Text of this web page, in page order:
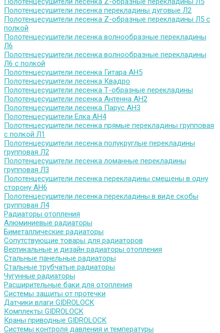
Полотенцесушители лесенка перекладины дуговые Л2
Полотенцесушители лесенка Z-образные перекладины Л5 с
полкой
Полотенцесушители лесенка волнообразные перекладины
Л6
Полотенцесушители лесенка волнообразные перекладины
Л6 с полкой
Полотенцесушители лесенка Гитара АН5
Полотенцесушители лесенка Квадро
Полотенцесушители лесенка Т-образные перекладины
Полотенцесушители лесенка Антенна АН2
Полотенцесушители лесенка Парус АН3
Полотенцесушители Елка АН4
Полотенцесушители лесенка прямые перекладины групповая
с полкой Л1
Полотенцесушители лесенка полукруглые перекладины
групповая Л2
Полотенцесушители лесенка ломанные перекладины
групповая Л3
Полотенцесушители лесенка перекладины смещены в одну
сторону АН6
Полотенцесушители лесенка перекладины в виде скобы
групповая Л4
Радиаторы отопления
Алюминиевые радиаторы
Биметаллические радиаторы
Сопутствующие товары для радиаторов
Вертикальные и дизайн радиаторы отопления
Стальные панельные радиаторы
Стальные трубчатые радиаторы
Чугунные радиаторы
Расширительные баки для отопления
Системы защиты от протечки
Датчики влаги GIDROLOCK
Комплекты GIDROLOCK
Краны приводные GIDROLOCK
Системы контроля давления и температуры